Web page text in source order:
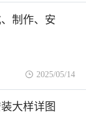
制作、安
2025/05/14
大样详图